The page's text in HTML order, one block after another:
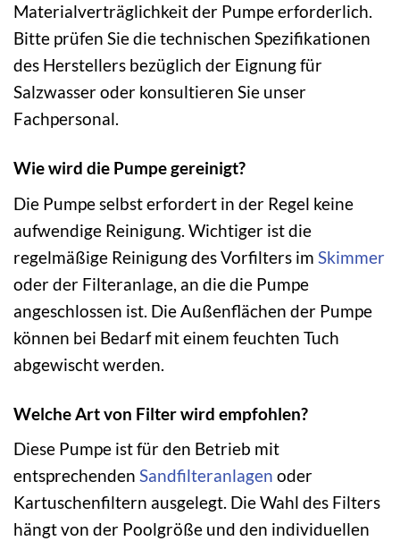
Materialverträglichkeit der Pumpe erforderlich.
Bitte prüfen Sie die technischen Spezifikationen
des Herstellers bezüglich der Eignung für
Salzwasser oder konsultieren Sie unser
Fachpersonal.
Wie wird die Pumpe gereinigt?
Die Pumpe selbst erfordert in der Regel keine
aufwendige Reinigung. Wichtiger ist die
regelmäßige Reinigung des Vorfilters im Skimmer
oder der Filteranlage, an die die Pumpe
angeschlossen ist. Die Außenflächen der Pumpe
können bei Bedarf mit einem feuchten Tuch
abgewischt werden.
Welche Art von Filter wird empfohlen?
Diese Pumpe ist für den Betrieb mit
entsprechenden Sandfilteranlagen oder
Kartuschenfiltern ausgelegt. Die Wahl des Filters
hängt von der Poolgröße und den individuellen